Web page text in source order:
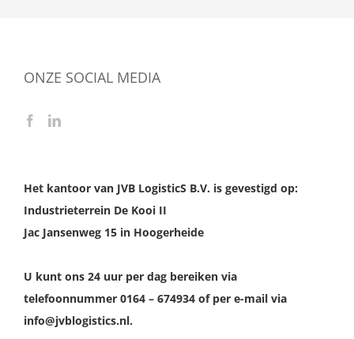
ONZE SOCIAL MEDIA
Het kantoor van JVB LogisticS B.V. is gevestigd op:
Industrieterrein De Kooi II
Jac Jansenweg 15 in Hoogerheide
U kunt ons 24 uur per dag bereiken via
telefoonnummer 0164 – 674934 of per e-mail via
info@jvblogistics.nl.